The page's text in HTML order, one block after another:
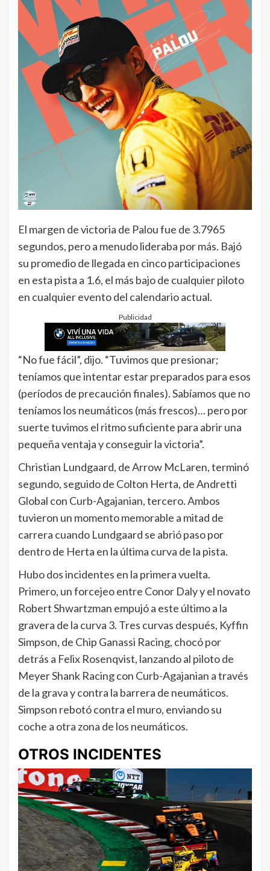
El margen de victoria de Palou fue de 3.7965
segundos, pero a menudo lideraba por más. Bajó
su promedio de llegada en cinco participaciones
en esta pista a 1.6, el más bajo de cualquier piloto
en cualquier evento del calendario actual.
Publicidad
“No fue fácil”, dijo. “Tuvimos que presionar;
teníamos que intentar estar preparados para esos
(períodos de precaución finales). Sabíamos que no
teníamos los neumáticos (más frescos)… pero por
suerte tuvimos el ritmo suficiente para abrir una
pequeña ventaja y conseguir la victoria”.
Christian Lundgaard, de Arrow McLaren, terminó
segundo, seguido de Colton Herta, de Andretti
Global con Curb-Agajanian, tercero. Ambos
tuvieron un momento memorable a mitad de
carrera cuando Lundgaard se abrió paso por
dentro de Herta en la última curva de la pista.
Hubo dos incidentes en la primera vuelta.
Primero, un forcejeo entre Conor Daly y el novato
Robert Shwartzman empujó a este último a la
gravera de la curva 3. Tres curvas después, Kyffin
Simpson, de Chip Ganassi Racing, chocó por
detrás a Felix Rosenqvist, lanzando al piloto de
Meyer Shank Racing con Curb-Agajanian a través
de la grava y contra la barrera de neumáticos.
Simpson rebotó contra el muro, enviando su
coche a otra zona de los neumáticos.
OTROS INCIDENTES